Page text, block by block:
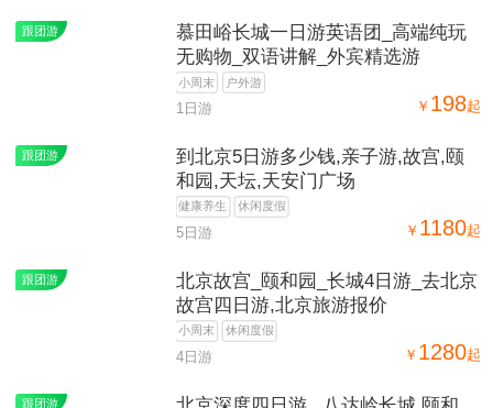
跟团游
到北京故宫+恭王府 八达岭+颐和园
二日游,北京2日游价格
健康养生 休闲度假
￥ 508起
2日游
跟团游
慕田峪长城一日游英语团_高端纯玩
无购物_双语讲解_外宾精选游
小周末 户外游
￥198起
1日游
跟团游
到北京5日游多少钱,亲子游,故宫,颐
和园,天坛,天安门广场
健康养生 休闲度假
￥ 1180起
5日游
跟团游